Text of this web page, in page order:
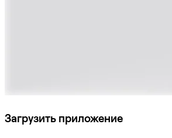
Загрузить приложение